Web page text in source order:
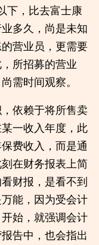
下，比去富士康
多久，尚是未知
营业员，更需要
所招募的营业
需时间观察。
依赖于将所售卖
一收入年度，此
费收入，而是通
在财务报表上简
财报，是看不到
能，因为受会计
始，就强调会计
告中，也会指出